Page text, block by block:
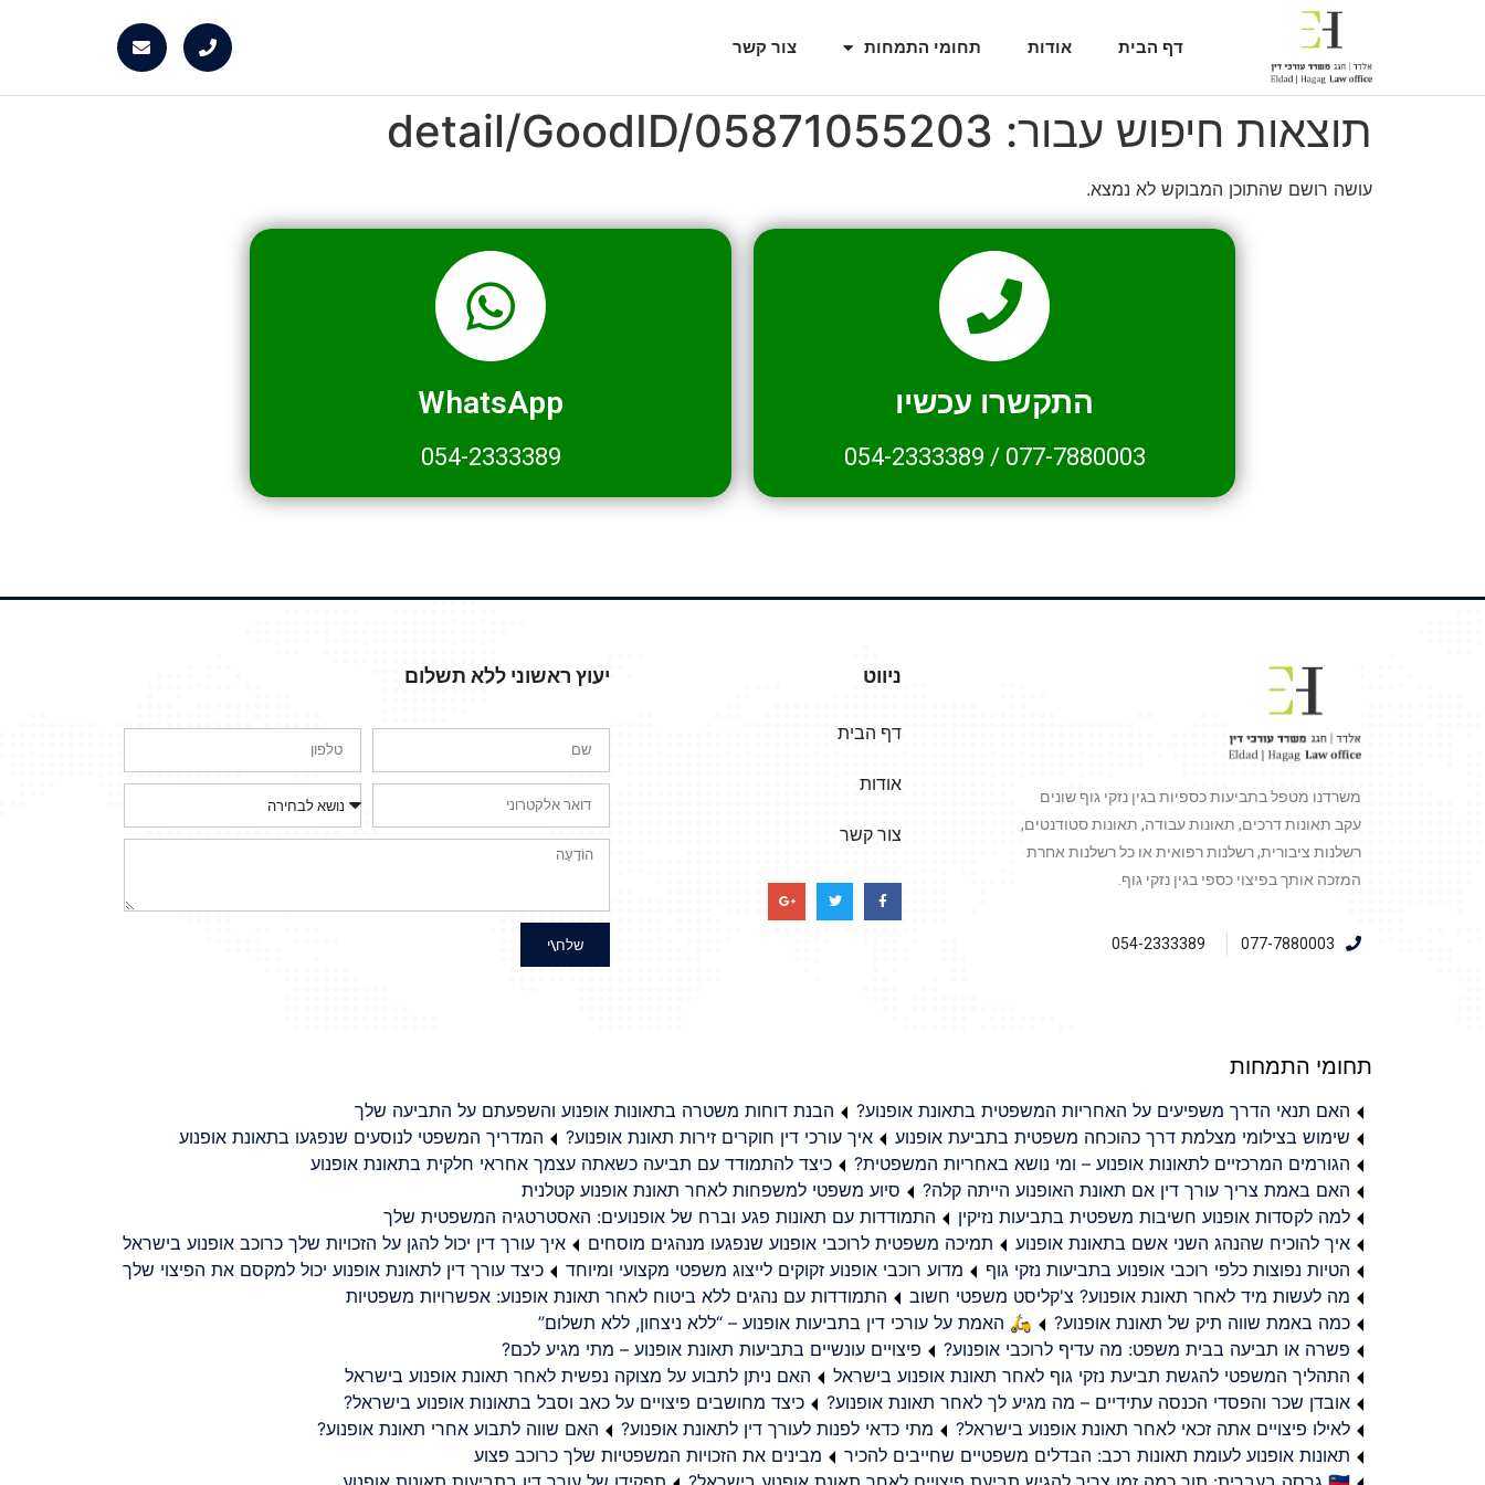
דף הבית אודות תחומי התמחות צור קשר
תוצאות חיפוש עבור: detail/GoodID/05871055203
עושה רושם שהתוכן המבוקש לא נמצא.
התקשרו עכשיו
077-7880003
/
054-2333389
WhatsApp
054-2333389
משרדנו מטפל בתביעות כספיות בגין נזקי גוף שונים
עקב תאונות דרכים, תאונות עבודה, תאונות סטודנטים,
רשלנות ציבורית, רשלנות רפואית או כל רשלנות אחרת
המזכה אותך בפיצוי כספי בגין נזקי גוף.
077-7880003
054-2333389
ניווט
דף הבית
אודות
צור קשר
יעוץ ראשוני ללא תשלום
שלח\י
תחומי התמחות
האם תנאי הדרך משפיעים על האחריות המשפטית בתאונת אופנוע?
הבנת דוחות משטרה בתאונות אופנוע והשפעתם על התביעה שלך
שימוש בצילומי מצלמת דרך כהוכחה משפטית בתביעת אופנוע
איך עורכי דין חוקרים זירות תאונת אופנוע?
המדריך המשפטי לנוסעים שנפגעו בתאונת אופנוע
הגורמים המרכזיים לתאונות אופנוע – ומי נושא באחריות המשפטית?
כיצד להתמודד עם תביעה כשאתה עצמך אחראי חלקית בתאונת אופנוע
האם באמת צריך עורך דין אם תאונת האופנוע הייתה קלה?
סיוע משפטי למשפחות לאחר תאונת אופנוע קטלנית
למה לקסדות אופנוע חשיבות משפטית בתביעות נזיקין
התמודדות עם תאונות פגע וברח של אופנועים: האסטרטגיה המשפטית שלך
איך להוכיח שהנהג השני אשם בתאונת אופנוע
תמיכה משפטית לרוכבי אופנוע שנפגעו מנהגים מוסחים
איך עורך דין יכול להגן על הזכויות שלך כרוכב אופנוע בישראל
הטיות נפוצות כלפי רוכבי אופנוע בתביעות נזקי גוף
מדוע רוכבי אופנוע זקוקים לייצוג משפטי מקצועי ומיוחד
כיצד עורך דין לתאונת אופנוע יכול למקסם את הפיצוי שלך
מה לעשות מיד לאחר תאונת אופנוע? צ'קליסט משפטי חשוב
התמודדות עם נהגים ללא ביטוח לאחר תאונת אופנוע: אפשרויות משפטיות
כמה באמת שווה תיק של תאונת אופנוע?
🛵 האמת על עורכי דין בתביעות אופנוע – “ללא ניצחון, ללא תשלום”
פשרה או תביעה בבית משפט: מה עדיף לרוכבי אופנוע?
פיצויים עונשיים בתביעות תאונת אופנוע – מתי מגיע לכם?
התהליך המשפטי להגשת תביעת נזקי גוף לאחר תאונת אופנוע בישראל
האם ניתן לתבוע על מצוקה נפשית לאחר תאונת אופנוע בישראל
אובדן שכר והפסדי הכנסה עתידיים – מה מגיע לך לאחר תאונת אופנוע?
כיצד מחושבים פיצויים על כאב וסבל בתאונות אופנוע בישראל?
לאילו פיצויים אתה זכאי לאחר תאונת אופנוע בישראל?
מתי כדאי לפנות לעורך דין לתאונת אופנוע?
האם שווה לתבוע אחרי תאונת אופנוע?
תאונות אופנוע לעומת תאונות רכב: הבדלים משפטיים שחייבים להכיר
מבינים את הזכויות המשפטיות שלך כרוכב פצוע